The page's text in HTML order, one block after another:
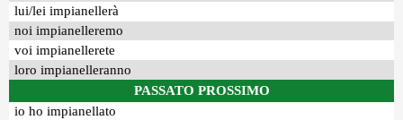
lui/lei impianellerà
noi impianelleremo
voi impianellerete
loro impianelleranno
PASSATO PROSSIMO
io ho impianellato